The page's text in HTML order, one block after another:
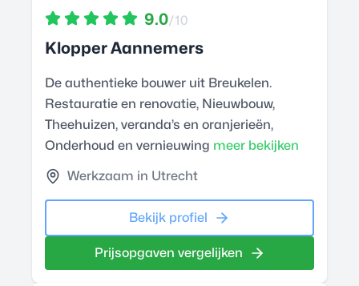
9.0/10
Klopper Aannemers
De authentieke bouwer uit Breukelen.
Restauratie en renovatie, Nieuwbouw,
Theehuizen, veranda’s en oranjerieën,
Onderhoud en vernieuwing meer bekijken
Werkzaam in Utrecht
Bekijk profiel
Prijsopgaven vergelijken